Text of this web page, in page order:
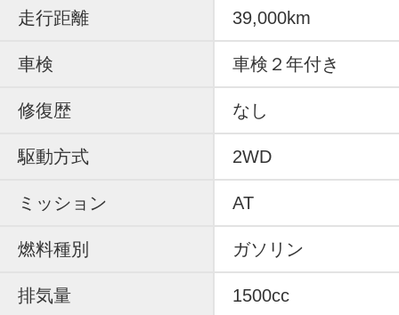
走行距離 39,000km
車検 車検２年付き
修復歴 なし
駆動方式 2WD
ミッション AT
燃料種別 ガソリン
排気量 1500cc